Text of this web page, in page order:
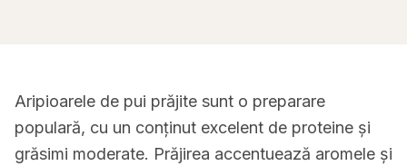
Aripioarele de pui prăjite sunt o preparare
populară, cu un conținut excelent de proteine și
grăsimi moderate. Prăjirea accentuează aromele și